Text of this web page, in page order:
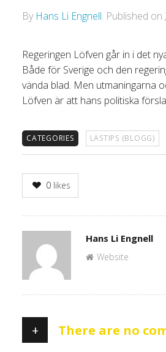
By Hans Li Engnell. Published on
Regeringen Löfven går in i det
Både för Sverige och den
vända blad. Men utmaningarna
Löfven är att hans politiska
CATEGORIES LÄSTIPS (BLOGG)
0 likes
Author
Hans Li Engnell
Website
+ There are no